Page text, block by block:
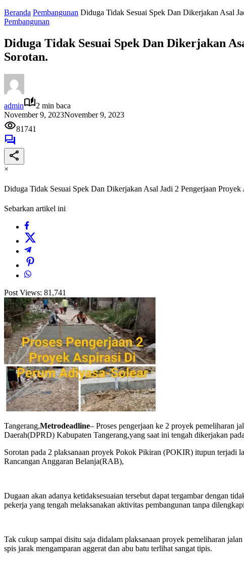
Beranda Pembangunan Diduga Tidak Sesuai Spek Dan Dikerjakan Asal
Pembangunan
Diduga Tidak Sesuai Spek Dan Dikerjakan
Sorotan.
admin
2 min baca
November 9, 2023November 9, 2023
81741
×
Diduga Tidak Sesuai Spek Dan Dikerjakan Asal Jadi 2 Pengerjaan
Sebarkan artikel ini
Post Views: 81,741
Tangerang,Metrodeadline– Proses pengerjaan ke 2 proyek pemeliharan
Daerah(DPRD) Kabupaten Tangerang,yang saat ini tengah dikerjakan
Sorotan pada 2 plaksanaan proyek Pokok Pikiran (POKIR) itupun terjadi
Rancangan Anggaran Belanja(RAB),
Dugaan akan adanya ketidaksesuaian tersebut dapat tergambar dengan
pekerja yang tengah melaksanakan aktivitas pembangunan tanpa
Tak cukup sampai disitu saja didalam plaksanaan proyek pemeliharan
spis jarak mengamparan aggerat dan abu batu terlihat sangat tipis.